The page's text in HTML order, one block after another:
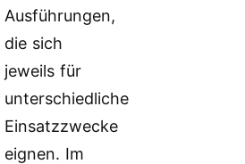
Ausführungen,
die sich
jeweils für
unterschiedliche
Einsatzzwecke
eignen. Im